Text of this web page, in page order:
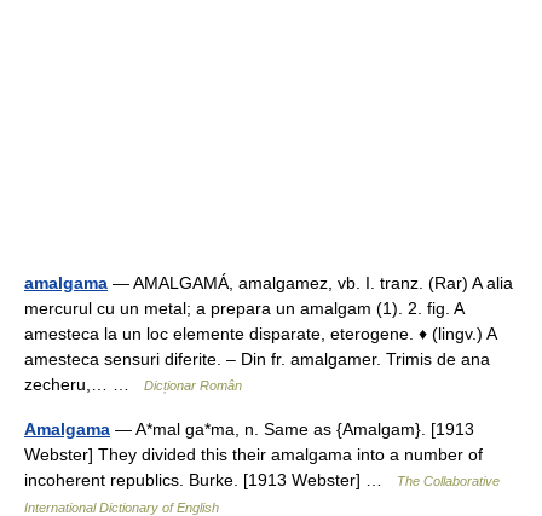
amalgama — AMALGAMÁ, amalgamez, vb. I. tranz. (Rar) A alia
mercurul cu un metal; a prepara un amalgam (1). 2. fig. A
amesteca la un loc elemente disparate, eterogene. ♦ (lingv.) A
amesteca sensuri diferite. – Din fr. amalgamer. Trimis de ana
zecheru,… …
Dicționar Român
Amalgama — A*mal ga*ma, n. Same as {Amalgam}. [1913
Webster] They divided this their amalgama into a number of
incoherent republics. Burke. [1913 Webster] …
The Collaborative
International Dictionary of English